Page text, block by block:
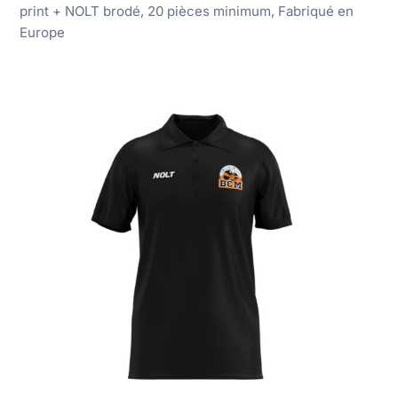
print + NOLT brodé, 20 pièces minimum, Fabriqué en
Europe